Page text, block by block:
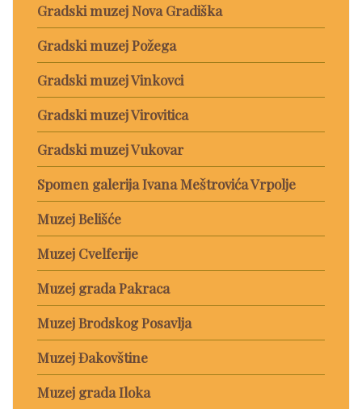
Gradski muzej Nova Gradiška
Gradski muzej Požega
Gradski muzej Vinkovci
Gradski muzej Virovitica
Gradski muzej Vukovar
Spomen galerija Ivana Meštrovića Vrpolje
Muzej Belišće
Muzej Cvelferije
Muzej grada Pakraca
Muzej Brodskog Posavlja
Muzej Đakovštine
Muzej grada Iloka